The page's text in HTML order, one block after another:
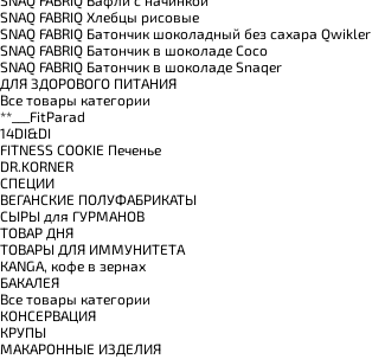
SNAQ FABRIQ Хлебцы рисовые
SNAQ FABRIQ Батончик шоколадный без сахара Qwikler
SNAQ FABRIQ Батончик в шоколаде Coco
SNAQ FABRIQ Батончик в шоколаде Snaqer
ДЛЯ ЗДОРОВОГО ПИТАНИЯ
Все товары категории
**___FitParad
14DI&DI
FITNESS COOKIE Печенье
DR.KORNER
СПЕЦИИ
ВЕГАНСКИЕ ПОЛУФАБРИКАТЫ
СЫРЫ для ГУРМАНОВ
TОВАР ДНЯ
TОВАРЫ ДЛЯ ИММУНИТЕТА
КANGA, кофе в зернах
БАКАЛЕЯ
Все товары категории
КОНСЕРВАЦИЯ
КРУПЫ
МАКАРОННЫЕ ИЗДЕЛИЯ